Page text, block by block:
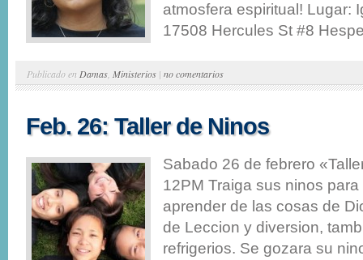
atmosfera espiritual! Lugar:
17508 Hercules St #8
Publicado en Damas Ministerios | no comentarios
Feb. 26: Taller de Ninos
Sabado 26 de febrero
12PM Traiga sus ninos
aprender de las cosas de
de Leccion y diversion,
refrigerios. Se gozara su